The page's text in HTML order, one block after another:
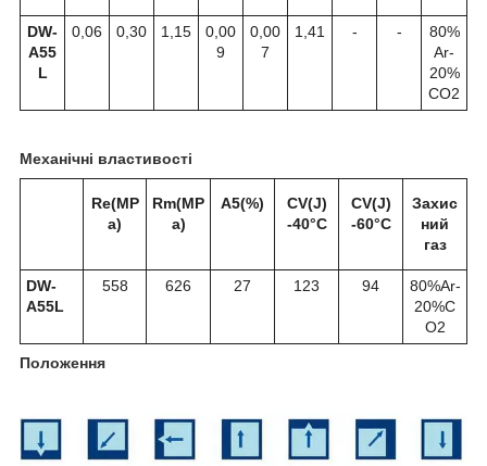
DW-
A55
L
0,06 0,30 1,15
0,00
9
0,00
7
1,41 - -
80%
Ar-
20%
CO2
Механічні властивості
Re(MP
a)
Rm(MP
a)
A5(%)
CV(J)
-40°C
CV(J)
-60°C
Захис
ний
газ
DW-
A55L
558 626 27 123 94
80%Ar-
20%C
O2
Положення